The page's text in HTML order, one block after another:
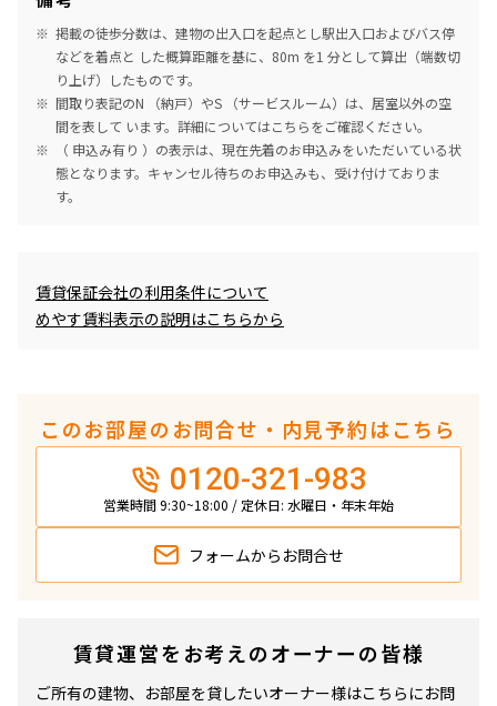
掲載の徒歩分数は、建物の出入口を起点とし駅出入口およびバス停
などを着点と した概算距離を基に、80m を1 分として算出（端数切
り上げ）したものです。
間取り表記のN （納戸）やS （サービスルーム）は、居室以外の空
間を表して います。詳細についてはこちらをご確認ください。
（ 申込み有り ）の表示は、現在先着のお申込みをいただいている状
態となります。キャンセル待ちのお申込みも、受け付けておりま
す。
賃貸保証会社の利用条件について
めやす賃料表示の説明はこちらから
このお部屋のお問合せ・内見予約はこちら
0120-321-983
営業時間 9:30~18:00 / 定休日: 水曜日・年末年始
フォームから お問合せ
賃貸運営をお考えのオーナーの皆様
ご所有の建物、お部屋を貸したいオーナー様はこちらにお問